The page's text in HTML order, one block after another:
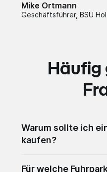
Mike Ortmann
Geschäftsführer, BSU
Häufig
Warum sollte ich
kaufen?
Für welche